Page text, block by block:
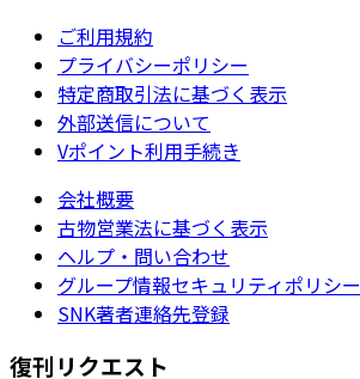
ご利用規約
プライバシーポリシー
特定商取引法に基づく表示
外部送信について
Vポイント利用手続き
会社概要
古物営業法に基づく表示
ヘルプ・問い合わせ
グループ情報セキュリティポリシー
SNK著者連絡先登録
復刊リクエスト